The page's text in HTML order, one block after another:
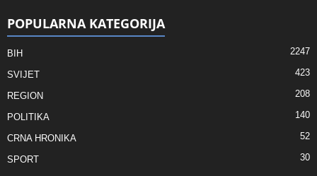
POPULARNA KATEGORIJA
BIH 2247
SVIJET 423
REGION 208
POLITIKA 140
CRNA HRONIKA 52
SPORT 30